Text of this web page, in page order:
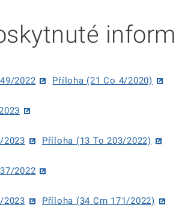
2022 Příloha (21 Co 4/2020)
2023 Příloha (13 To 203/2022)
2022
2023 Příloha (34 Cm 171/2022)